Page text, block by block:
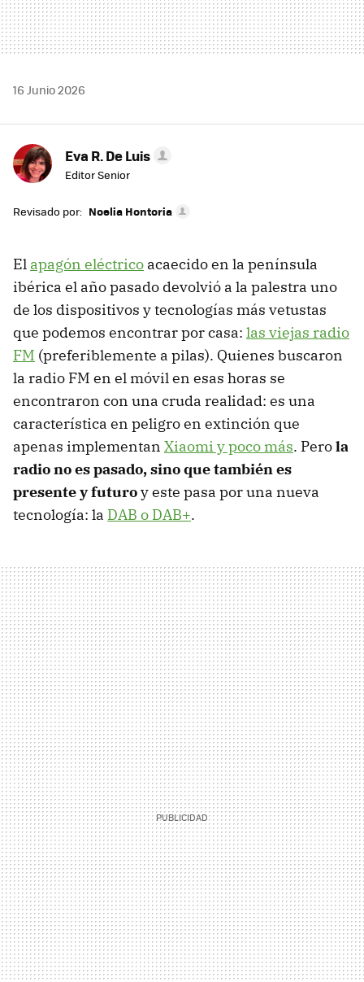
16 Junio 2026
Eva R. De Luis
Editor Senior
Revisado por: Noelia Hontoria
El apagón eléctrico acaecido en la península
ibérica el año pasado devolvió a la palestra uno
de los dispositivos y tecnologías más vetustas
que podemos encontrar por casa: las viejas radio
FM (preferiblemente a pilas). Quienes buscaron
la radio FM en el móvil en esas horas se
encontraron con una cruda realidad: es una
característica en peligro en extinción que
apenas implementan Xiaomi y poco más. Perola
radio no es pasado, sino que también es
presente y futuroy este pasa por una nueva
tecnología: la DAB o DAB+.